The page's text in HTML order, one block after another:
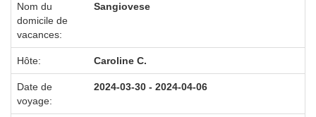
Nom du
domicile de
vacances:
Sangiovese
Hôte: Caroline C.
Date de
voyage:
2024-03-30 - 2024-04-06